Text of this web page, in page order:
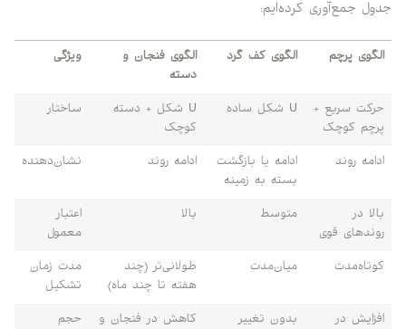
جدول جمع‌آوری کرده‌ایم:
الگوی پرچم الگوی کف گرد
الگوی فنجان و
دسته
ویژگی
حرکت سریع +
پرچم کوچک
U شکل ساده
U شکل + دسته
کوچک
ساختار
ادامه روند
ادامه یا بازگشت
بسته به زمینه
ادامه روند نشان‌دهنده
بالا در
روندهای قوی
متوسط بالا
اعتبار
معمول
کوتاه‌مدت میان‌مدت
طولانی‌تر (چند
هفته تا چند ماه)
مدت زمان
تشکیل
افزایش در
بدون تغییر
کاهش در فنجان و
حجم